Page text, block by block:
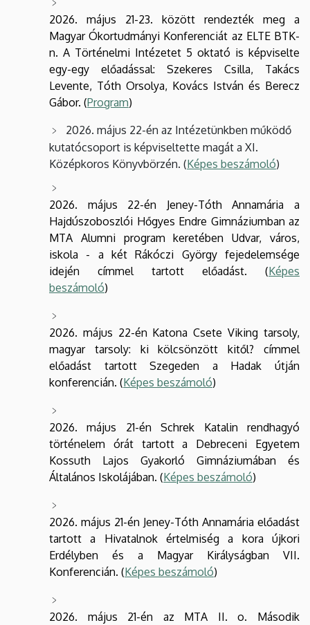
2026. május 21-23. között rendezték meg a
Magyar Ókortudmányi Konferenciát az ELTE BTK-
n. A Történelmi Intézetet 5 oktató is képviselte
egy-egy előadással: Szekeres Csilla, Takács
Levente, Tóth Orsolya, Kovács István és Berecz
Gábor. (Program)
2026. május 22-én az Intézetünkben működő
kutatócsoport is képviseltette magát a XI.
Középkoros Könyvbörzén. (Képes beszámoló)
2026. május 22-én Jeney-Tóth Annamária a
Hajdúszoboszlói Hőgyes Endre Gimnáziumban az
MTA Alumni program keretében Udvar, város,
iskola - a két Rákóczi György fejedelemsége
idején címmel tartott előadást. (Képes
beszámoló)
2026. május 22-én Katona Csete Viking tarsoly,
magyar tarsoly: ki kölcsönzött kitől? címmel
előadást tartott Szegeden a Hadak útján
konferencián. (Képes beszámoló)
2026. május 21-én Schrek Katalin rendhagyó
történelem órát tartott a Debreceni Egyetem
Kossuth Lajos Gyakorló Gimnáziumában és
Általános Iskolájában. (Képes beszámoló)
2026. május 21-én Jeney-Tóth Annamária előadást
tartott a Hivatalnok értelmiség a kora újkori
Erdélyben és a Magyar Királyságban VII.
Konferencián. (Képes beszámoló)
2026. május 21-én az MTA II. o. Második